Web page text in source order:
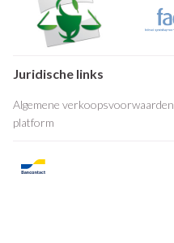
Juridische links
Algemene verkoopsvoorwaarden
platform